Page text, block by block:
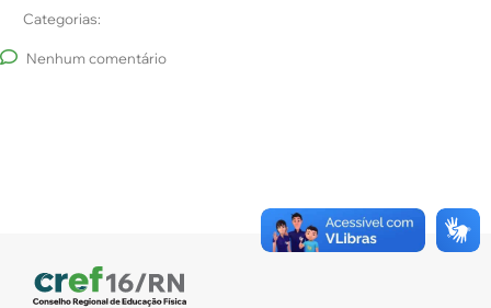
Categorias:
Nenhum comentário